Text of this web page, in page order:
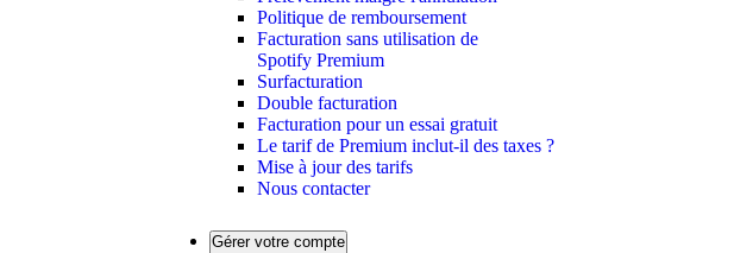
Politique de remboursement
Facturation sans utilisation de
Spotify Premium
Surfacturation
Double facturation
Facturation pour un essai gratuit
Le tarif de Premium inclut-il des taxes ?
Mise à jour des tarifs
Nous contacter
Gérer votre compte